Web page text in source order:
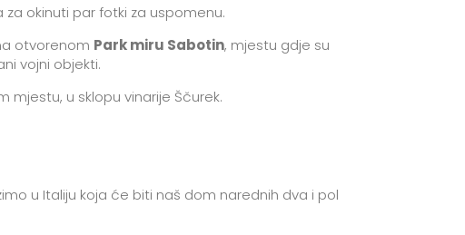
okinuti par fotki za uspomenu.
otvorenom Park miru Sabotin, mjestu gdje su
vojni objekti.
u sklopu vinarije Ščurek.
u Italiju koja će biti naš dom narednih dva i pol